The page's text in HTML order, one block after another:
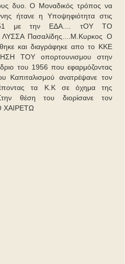
δυο. Ο Μοναδικός τρόπος να
ήτανε η Υποψηφιότητα στις
με την ΕΔΑ.... τΟΥ ΤΟ
Πασαλίδης....Μ.Κυρκος Ο
και διαγράφηκε απο το ΚΚΕ
ΤΟΥ οπορτουνισμου στην
του 1956 που εφαρμόζοντας
Καπιταλισμού ανατρέψανε τον
τα Κ.Κ σε όχημα της
θέση του διορίσανε τον
ΧΑΙΡΕΤΩ